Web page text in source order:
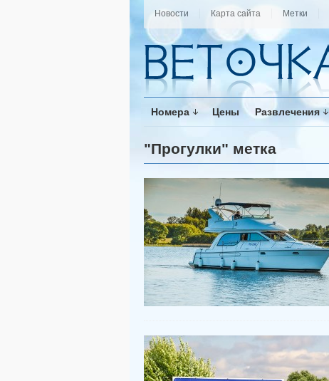
Новости Карта сайта Метки
Номера Цены Развлечения
"Прогулки" метка